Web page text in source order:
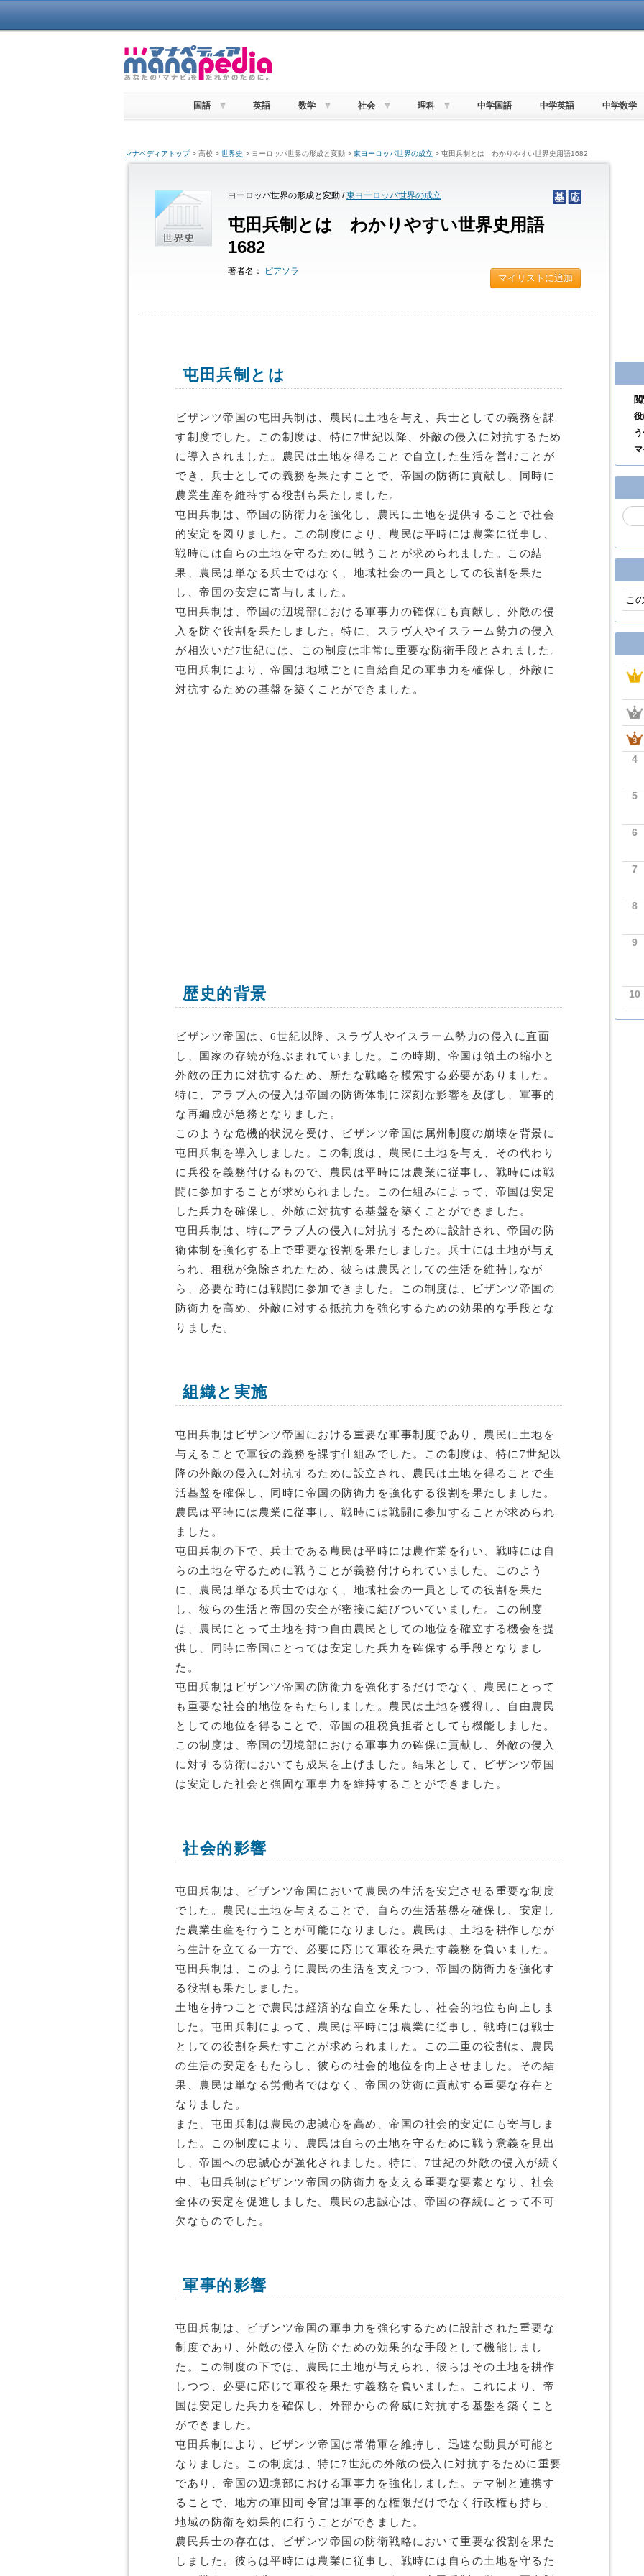
国語 英語 数学 社会 理科 中学国語 中学英語 中学数学
マナペディアトップ> 高校 > 世界史 > ヨーロッパ世界の形成と変動 > 東ヨーロッパ世界の成立 > 屯田兵制とは わかりやすい世界史用語1682
ヨーロッパ世界の形成と変動 /東ヨーロッパ世界の成立
屯田兵制とは わかりやすい世界史用語
1682
著者名： ピアソラ
マイリストに追加
屯田兵制とは
ビザンツ帝国の屯田兵制は、農民に土地を与え、兵士としての義務を課
す制度でした。この制度は、特に7世紀以降、外敵の侵入に対抗するため
に導入されました。農民は土地を得ることで自立した生活を営むことが
でき、兵士としての義務を果たすことで、帝国の防衛に貢献し、同時に
農業生産を維持する役割も果たしました。
屯田兵制は、帝国の防衛力を強化し、農民に土地を提供することで社会
的安定を図りました。この制度により、農民は平時には農業に従事し、
戦時には自らの土地を守るために戦うことが求められました。この結
果、農民は単なる兵士ではなく、地域社会の一員としての役割を果た
し、帝国の安定に寄与しました。
屯田兵制は、帝国の辺境部における軍事力の確保にも貢献し、外敵の侵
入を防ぐ役割を果たしました。特に、スラヴ人やイスラーム勢力の侵入
が相次いだ7世紀には、この制度は非常に重要な防衛手段とされました。
屯田兵制により、帝国は地域ごとに自給自足の軍事力を確保し、外敵に
対抗するための基盤を築くことができました。
歴史的背景
ビザンツ帝国は、6世紀以降、スラヴ人やイスラーム勢力の侵入に直面
し、国家の存続が危ぶまれていました。この時期、帝国は領土の縮小と
外敵の圧力に対抗するため、新たな戦略を模索する必要がありました。
特に、アラブ人の侵入は帝国の防衛体制に深刻な影響を及ぼし、軍事的
な再編成が急務となりました。
このような危機的状況を受け、ビザンツ帝国は属州制度の崩壊を背景に
屯田兵制を導入しました。この制度は、農民に土地を与え、その代わり
に兵役を義務付けるもので、農民は平時には農業に従事し、戦時には戦
闘に参加することが求められました。この仕組みによって、帝国は安定
した兵力を確保し、外敵に対抗する基盤を築くことができました。
屯田兵制は、特にアラブ人の侵入に対抗するために設計され、帝国の防
衛体制を強化する上で重要な役割を果たしました。兵士には土地が与え
られ、租税が免除されたため、彼らは農民としての生活を維持しなが
ら、必要な時には戦闘に参加できました。この制度は、ビザンツ帝国の
防衛力を高め、外敵に対する抵抗力を強化するための効果的な手段とな
りました。
組織と実施
屯田兵制はビザンツ帝国における重要な軍事制度であり、農民に土地を
与えることで軍役の義務を課す仕組みでした。この制度は、特に7世紀以
降の外敵の侵入に対抗するために設立され、農民は土地を得ることで生
活基盤を確保し、同時に帝国の防衛力を強化する役割を果たしました。
農民は平時には農業に従事し、戦時には戦闘に参加することが求められ
ました。
屯田兵制の下で、兵士である農民は平時には農作業を行い、戦時には自
らの土地を守るために戦うことが義務付けられていました。このよう
に、農民は単なる兵士ではなく、地域社会の一員としての役割を果た
し、彼らの生活と帝国の安全が密接に結びついていました。この制度
は、農民にとって土地を持つ自由農民としての地位を確立する機会を提
供し、同時に帝国にとっては安定した兵力を確保する手段となりまし
た。
屯田兵制はビザンツ帝国の防衛力を強化するだけでなく、農民にとって
も重要な社会的地位をもたらしました。農民は土地を獲得し、自由農民
としての地位を得ることで、帝国の租税負担者としても機能しました。
この制度は、帝国の辺境部における軍事力の確保に貢献し、外敵の侵入
に対する防衛においても成果を上げました。結果として、ビザンツ帝国
は安定した社会と強固な軍事力を維持することができました。
社会的影響
屯田兵制は、ビザンツ帝国において農民の生活を安定させる重要な制度
でした。農民に土地を与えることで、自らの生活基盤を確保し、安定し
た農業生産を行うことが可能になりました。農民は、土地を耕作しなが
ら生計を立てる一方で、必要に応じて軍役を果たす義務を負いました。
屯田兵制は、このように農民の生活を支えつつ、帝国の防衛力を強化す
る役割も果たしました。
土地を持つことで農民は経済的な自立を果たし、社会的地位も向上しま
した。屯田兵制によって、農民は平時には農業に従事し、戦時には戦士
としての役割を果たすことが求められました。この二重の役割は、農民
の生活の安定をもたらし、彼らの社会的地位を向上させました。その結
果、農民は単なる労働者ではなく、帝国の防衛に貢献する重要な存在と
なりました。
また、屯田兵制は農民の忠誠心を高め、帝国の社会的安定にも寄与しま
した。この制度により、農民は自らの土地を守るために戦う意義を見出
し、帝国への忠誠心が強化されました。特に、7世紀の外敵の侵入が続く
中、屯田兵制はビザンツ帝国の防衛力を支える重要な要素となり、社会
全体の安定を促進しました。農民の忠誠心は、帝国の存続にとって不可
欠なものでした。
軍事的影響
屯田兵制は、ビザンツ帝国の軍事力を強化するために設計された重要な
制度であり、外敵の侵入を防ぐための効果的な手段として機能しまし
た。この制度の下では、農民に土地が与えられ、彼らはその土地を耕作
しつつ、必要に応じて軍役を果たす義務を負いました。これにより、帝
国は安定した兵力を確保し、外部からの脅威に対抗する基盤を築くこと
ができました。
屯田兵制により、ビザンツ帝国は常備軍を維持し、迅速な動員が可能と
なりました。この制度は、特に7世紀の外敵の侵入に対抗するために重要
であり、帝国の辺境部における軍事力を強化しました。テマ制と連携す
ることで、地方の軍団司令官は軍事的な権限だけでなく行政権も持ち、
地域の防衛を効果的に行うことができました。
農民兵士の存在は、ビザンツ帝国の防衛戦略において重要な役割を果た
しました。彼らは平時には農業に従事し、戦時には自らの土地を守るた
こ
4
5
6
7
8
9
10